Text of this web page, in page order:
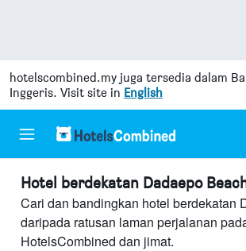
hotelscombined.my juga tersedia dalam
Inggeris. Visit site in English
Hotel berdekatan Dadaepo
Cari dan bandingkan hotel berdekatan
daripada ratusan laman perjalanan
HotelsCombined dan jimat.